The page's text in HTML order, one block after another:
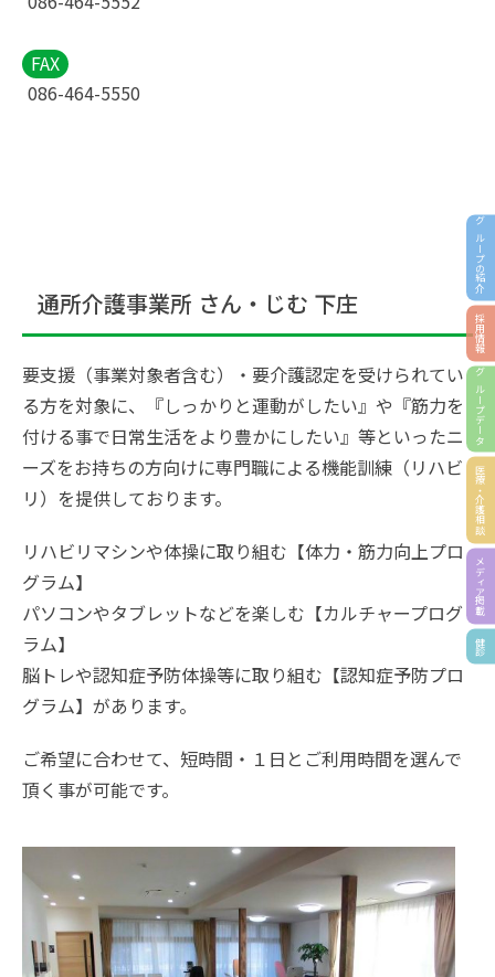
グループの紹介
採用情報
グループデータ
医療・介護相談
メディア掲載
健診
FAX
086-464-5550
通所介護事業所 さん・じむ 下庄
要支援（事業対象者含む）・要介護認定を受けられてい
る方を対象に、『しっかりと運動がしたい』や『筋力を
付ける事で日常生活をより豊かにしたい』等といったニ
ーズをお持ちの方向けに専門職による機能訓練（リハビ
リ）を提供しております。
リハビリマシンや体操に取り組む【体力・筋力向上プロ
グラム】
パソコンやタブレットなどを楽しむ【カルチャープログ
ラム】
脳トレや認知症予防体操等に取り組む【認知症予防プロ
グラム】があります。
ご希望に合わせて、短時間・１日とご利用時間を選んで
頂く事が可能です。